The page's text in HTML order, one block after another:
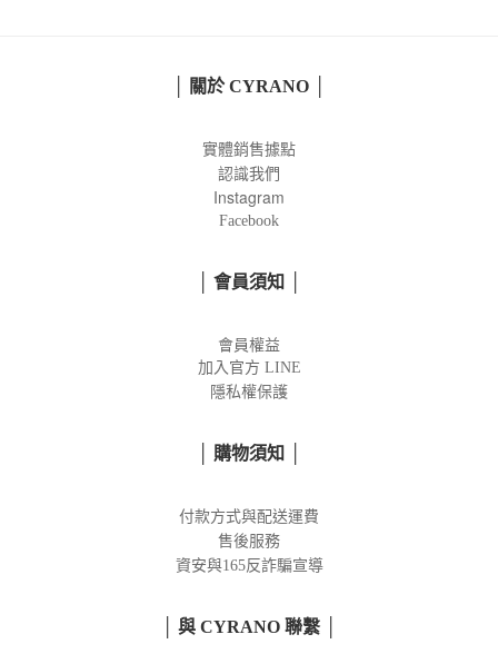
│ 關於 CYRANO │
實體銷售據點
認識我們
Instagram
Facebook
│ 會員須知 │
會員權益
加入官方 LINE
隱私權保護
│ 購物須知 │
付款方式與配送運費
售後服務
資安與165反詐騙宣導
│ 與 CYRANO 聯繫 │